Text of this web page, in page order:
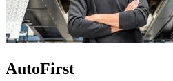
AutoFirst